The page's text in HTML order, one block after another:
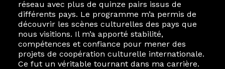
réseau avec plus de quinze pairs issus de
différents pays. Le programme m’a permis de
découvrir les scènes culturelles des pays que
nous visitions. Il m’a apporté stabilité,
compétences et confiance pour mener des
projets de coopération culturelle internationale.
Ce fut un véritable tournant dans ma carrière.